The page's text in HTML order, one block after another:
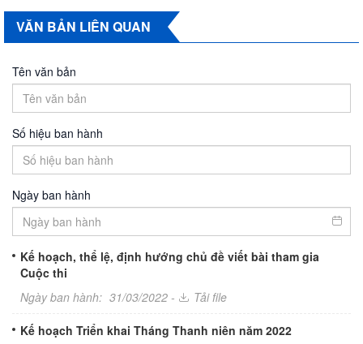
VĂN BẢN LIÊN QUAN
Tên văn bản
Số hiệu ban hành
Ngày ban hành
Kế hoạch, thể lệ, định hướng chủ đề viết bài tham gia
Cuộc thi
Ngày ban hành: 31/03/2022 - Tải file
Kế hoạch Triển khai Tháng Thanh niên năm 2022